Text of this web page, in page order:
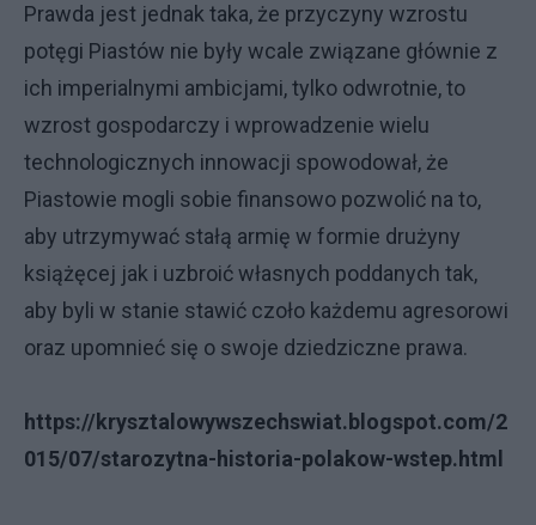
Prawda jest jednak taka, że przyczyny wzrostu
potęgi Piastów nie były wcale związane głównie z
ich imperialnymi ambicjami, tylko odwrotnie, to
wzrost gospodarczy i wprowadzenie wielu
technologicznych innowacji spowodował, że
Piastowie mogli sobie finansowo pozwolić na to,
aby utrzymywać stałą armię w formie drużyny
książęcej jak i uzbroić własnych poddanych tak,
aby byli w stanie stawić czoło każdemu agresorowi
oraz upomnieć się o swoje dziedziczne prawa.
https://krysztalowywszechswiat.blogspot.com/2
015/07/starozytna-historia-polakow-wstep.html